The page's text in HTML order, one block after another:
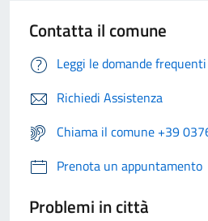
Contatta il comune
Leggi le domande frequenti
Richiedi Assistenza
Chiama il comune +39
Prenota un appuntamento
Problemi in città